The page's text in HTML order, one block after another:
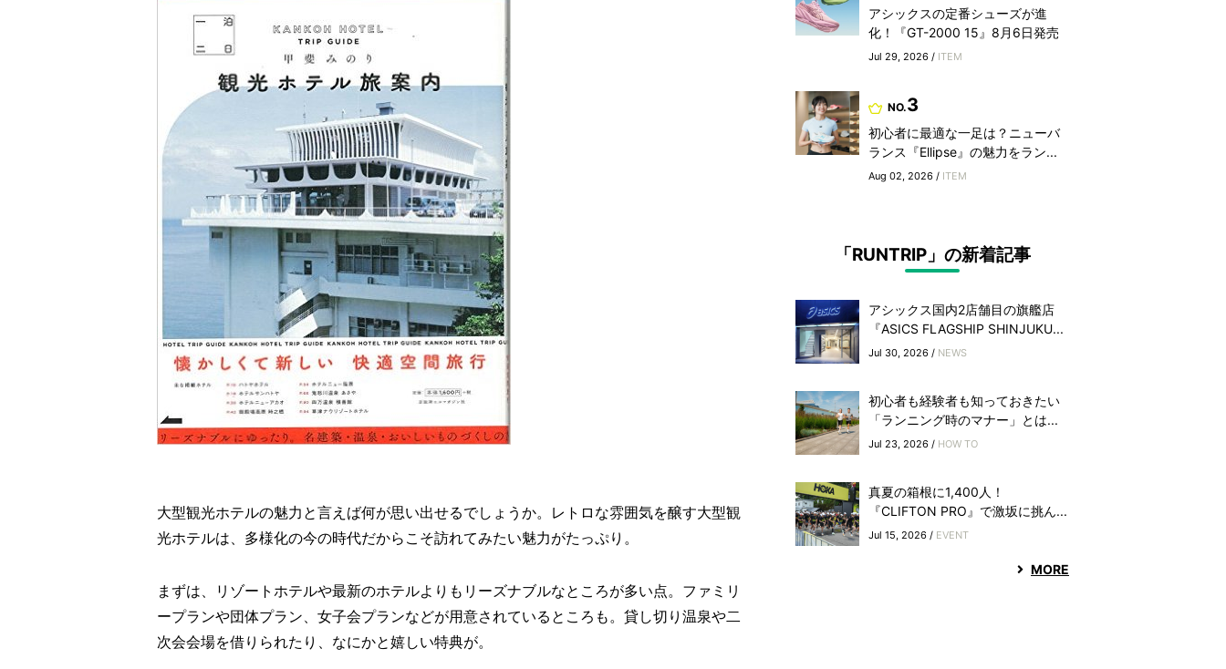
大型観光ホテルの魅力と言えば何が思い出せるでしょうか。レトロな雰囲気を醸す大型観
光ホテルは、多様化の今の時代だからこそ訪れてみたい魅力がたっぷり。
まずは、リゾートホテルや最新のホテルよりもリーズナブルなところが多い点。ファミリ
ープランや団体プラン、女子会プランなどが用意されているところも。貸し切り温泉や二
次会会場を借りられたり、なにかと嬉しい特典が。
アシックスの定番シューズが進
化！『GT-2000 15』8月6日発売
Jul 29, 2026 / ITEM
NO.3
初心者に最適な一足は？ニューバ
ランス『Ellipse』の魅力をラン...
Aug 02, 2026 / ITEM
「RUNTRIP」の新着記事
アシックス国内2店舗目の旗艦店
『ASICS FLAGSHIP SHINJUKU...
Jul 30, 2026 / NEWS
初心者も経験者も知っておきたい
「ランニング時のマナー」とは...
Jul 23, 2026 / HOW TO
真夏の箱根に1,400人！
『CLIFTON PRO』で激坂に挑ん...
Jul 15, 2026 / EVENT
MORE